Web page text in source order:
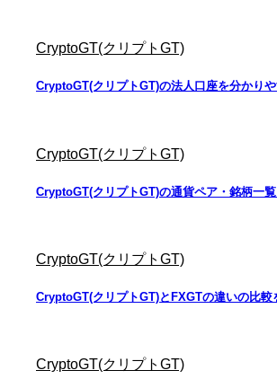
CryptoGT(クリプトGT)
CryptoGT(クリプトGT)の法人口座を分かり
CryptoGT(クリプトGT)
CryptoGT(クリプトGT)の通貨ペア・銘柄一
CryptoGT(クリプトGT)
CryptoGT(クリプトGT)とFXGTの違いの比較
CryptoGT(クリプトGT)